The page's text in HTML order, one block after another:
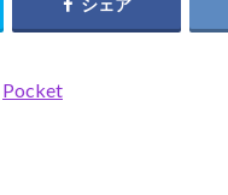
シェア
Pocket